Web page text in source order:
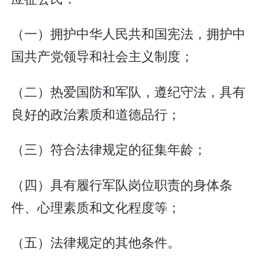
（一）拥护中华人民共和国宪法，拥护中
国共产党领导和社会主义制度；
（二）热爱国防和军队，遵纪守法，具有
良好的政治素质和道德品行；
（三）符合法律规定的征集年龄；
（四）具有履行军队岗位职责的身体条
件、心理素质和文化程度等；
（五）法律规定的其他条件。